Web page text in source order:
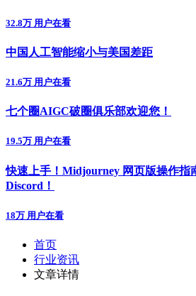
32.8万 用户在看
中国人工智能缩小与美国差距
21.6万 用户在看
七个圈AIGC破圈俱乐部欢迎您！
19.5万 用户在看
快速上手！Midjourney 网页版操作指
Discord！
18万 用户在看
首页
行业资讯
文章详情